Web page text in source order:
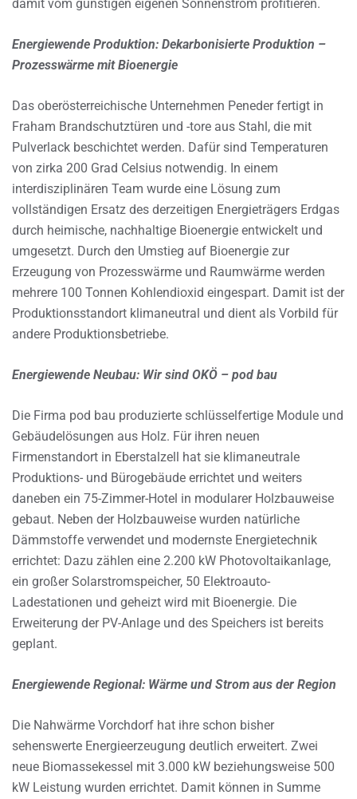
damit vom günstigen eigenen Sonnenstrom profitieren.
Energiewende Produktion: Dekarbonisierte Produktion –
Prozesswärme mit Bioenergie
Das oberösterreichische Unternehmen Peneder fertigt in
Fraham Brandschutztüren und -tore aus Stahl, die mit
Pulverlack beschichtet werden. Dafür sind Temperaturen
von zirka 200 Grad Celsius notwendig. In einem
interdisziplinären Team wurde eine Lösung zum
vollständigen Ersatz des derzeitigen Energieträgers Erdgas
durch heimische, nachhaltige Bioenergie entwickelt und
umgesetzt. Durch den Umstieg auf Bioenergie zur
Erzeugung von Prozesswärme und Raumwärme werden
mehrere 100 Tonnen Kohlendioxid eingespart. Damit ist der
Produktionsstandort klimaneutral und dient als Vorbild für
andere Produktionsbetriebe.
Energiewende Neubau: Wir sind OKÖ – pod bau
Die Firma pod bau produzierte schlüsselfertige Module und
Gebäudelösungen aus Holz. Für ihren neuen
Firmenstandort in Eberstalzell hat sie klimaneutrale
Produktions- und Bürogebäude errichtet und weiters
daneben ein 75-Zimmer-Hotel in modularer Holzbauweise
gebaut. Neben der Holzbauweise wurden natürliche
Dämmstoffe verwendet und modernste Energietechnik
errichtet: Dazu zählen eine 2.200 kW Photovoltaikanlage,
ein großer Solarstromspeicher, 50 Elektroauto-
Ladestationen und geheizt wird mit Bioenergie. Die
Erweiterung der PV-Anlage und des Speichers ist bereits
geplant.
Energiewende Regional: Wärme und Strom aus der Region
Die Nahwärme Vorchdorf hat ihre schon bisher
sehenswerte Energieerzeugung deutlich erweitert. Zwei
neue Biomassekessel mit 3.000 kW beziehungsweise 500
kW Leistung wurden errichtet. Damit können in Summe